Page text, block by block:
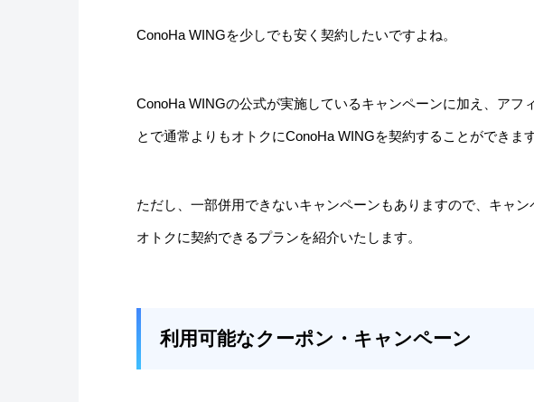
ConoHa WINGを少しでも安く契約したいですよね。
ConoHa WINGの公式が実施しているキャンペーンに加え、アフ
とで通常よりもオトクにConoHa WINGを契約することができます
ただし、一部併用できないキャンペーンもありますので、キャ
オトクに契約できるプランを紹介いたします。
利用可能なクーポン・キャンペーン